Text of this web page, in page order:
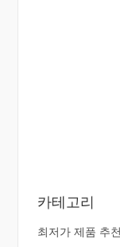
카테고리
최저가 제품 추천